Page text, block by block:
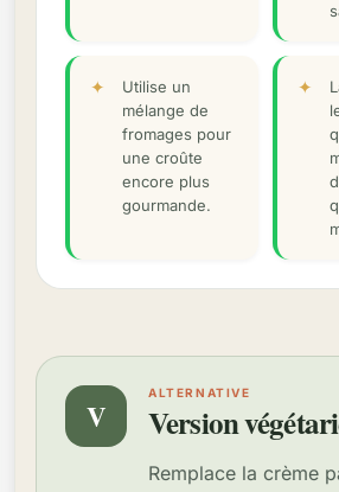
Utilise un
mélange de
fromages pour
une croûte
encore plus
gourmande.
V
ALTERNATIVE
Version
Remplace la crème